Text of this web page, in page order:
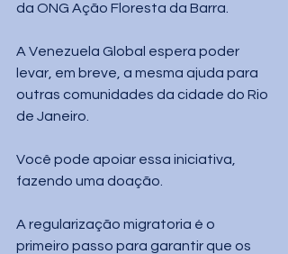
da ONG Ação Floresta da Barra.
A Venezuela Global espera poder
levar, em breve, a mesma ajuda para
outras comunidades da cidade do Rio
de Janeiro.
Você pode apoiar essa iniciativa,
fazendo uma doação.
A regularização migratoria é o
primeiro passo para garantir que os